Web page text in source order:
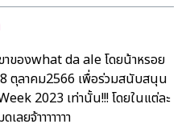
ของwhat da ale โดยน้าหรอย
ตุลาคม2566 เพื่อร่วมสนับสนุน
2023 เท่านั้น!!! โดยในแต่ละ
ลยจ้าาาาาาา